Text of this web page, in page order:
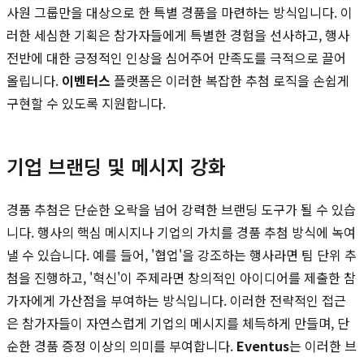
사원 그룹만을 대상으로 한 특별 경품을 마련하는 방식입니다. 이
러한 세심한 기획은 참가자들에게 특별한 경험을 선사하고, 행사
전반에 대한 긍정적인 인상을 심어주어 만족도를 극적으로 끌어
올립니다. 이벤터스 플랫폼은 이러한 복잡한 추첨 로직을 손쉽게
구현할 수 있도록 지원합니다.
기업 브랜딩 및 메시지 강화
경품 추첨은 단순한 오락을 넘어 강력한 브랜딩 도구가 될 수 있습
니다. 행사의 핵심 메시지나 기업의 가치를 경품 추첨 방식에 녹여
낼 수 있습니다. 예를 들어, '협업'을 강조하는 행사라면 팀 단위 추
첨을 진행하고, '혁신'이 주제라면 창의적인 아이디어를 제출한 참
가자에게 가산점을 부여하는 방식입니다. 이러한 전략적인 접근
은 참가자들이 자연스럽게 기업의 메시지를 체득하게 만들며, 단
순한 경품 증정 이상의 의미를 부여합니다. Eventus는 이러한 브